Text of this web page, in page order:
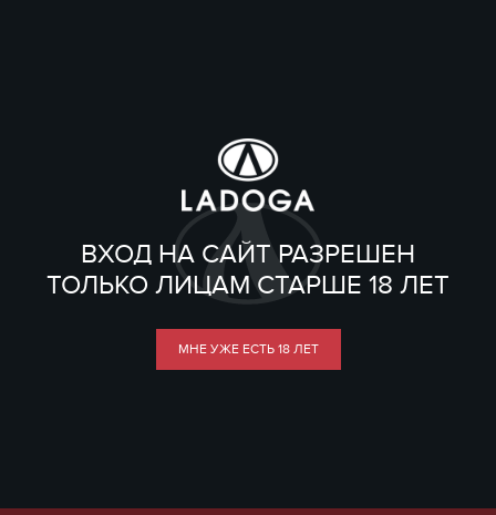
ВХОД НА САЙТ РАЗРЕШЕН
ТОЛЬКО ЛИЦАМ СТАРШЕ 18 ЛЕТ
МНЕ УЖЕ ЕСТЬ 18 ЛЕТ